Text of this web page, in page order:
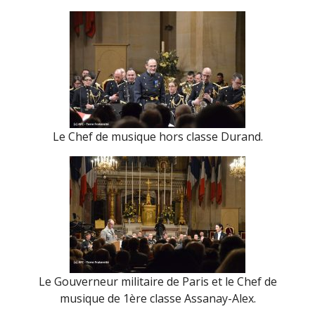
Le Chef de musique hors classe Durand.
Le Gouverneur militaire de Paris et le Chef de
musique de 1ère classe Assanay-Alex.